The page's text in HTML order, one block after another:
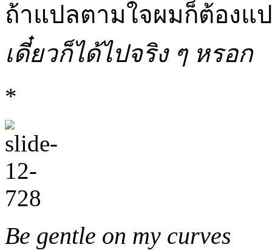
ถ้าแปลตามใจผมก็ต้องแ
เดี๋ยวก็ได้ไปจริง ๆ หรอก
*
Be gentle on my curves